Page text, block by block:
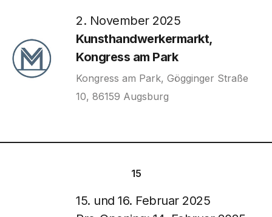
2. November 2025
Kunsthandwerkermarkt,
Kongress am Park
Kongress am Park, Gögginger Straße
10, 86159 Augsburg
15
15. und 16. Februar 2025